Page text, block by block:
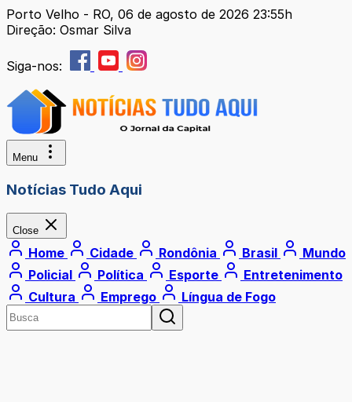
Porto Velho - RO, 06 de agosto de 2026 23:55h
Direção: Osmar Silva
Siga-nos:
Menu
Notícias Tudo Aqui
Close
Home Cidade Rondônia Brasil
Mundo
Policial
Política Esporte
Entretenimento
Cultura
Emprego Língua de Fogo